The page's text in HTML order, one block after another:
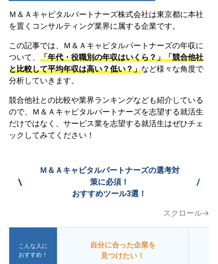
Ｍ＆Ａキャピタルパートナーズ株式会社は東京都に本社
を置くコンサルティング業界に属する企業です。
この記事では、Ｍ＆Ａキャピタルパートナーズの年収に
ついて、 「年代・役職別の年収はいくら？」「競合他社
と比較して平均年収は高い？低い？」など様々な角度で
分析していきます。
競合他社との比較や業界ランキングなども紹介している
ので、Ｍ＆Ａキャピタルパートナーズを志望する就活生
だけではなく、サービス業を志望する就活生はぜひチェ
ックしてみてください！
\
Ｍ＆Ａキャピタルパートナーズの選考対
策に必須！
おすすめツール3選！
/
スクロール→
こんな人に
おすすめ！
自分に合った企業を
見つけたい！